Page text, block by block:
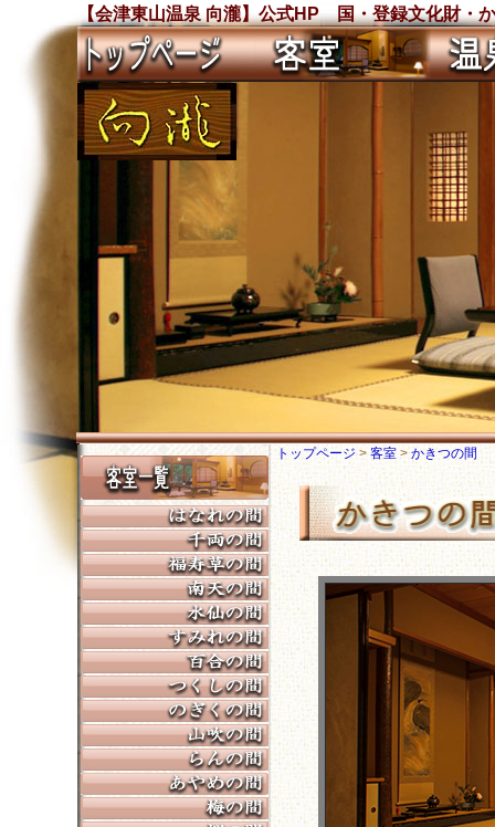
【会津東山温泉 向瀧】公式HP 国・登録文化財・
トップページ> 客室 >かきつの間